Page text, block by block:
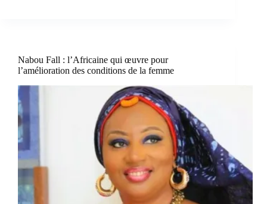
Nabou Fall : l’Africaine qui œuvre pour
l’amélioration des conditions de la femme